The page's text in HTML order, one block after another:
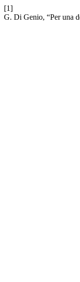
[1]
G. Di Genio, “Per una